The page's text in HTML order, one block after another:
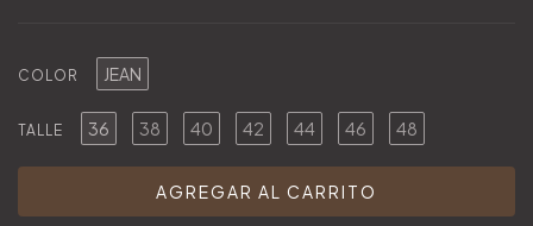
COLOR JEAN
TALLE 36 38 40 42 44 46 48